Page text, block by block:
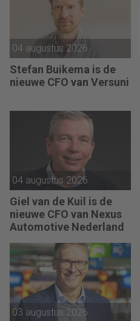
04 augustus 2026
Stefan Buikema is de
nieuwe CFO van Versuni
04 augustus 2026
Giel van de Kuil is de
nieuwe CFO van Nexus
Automotive Nederland
03 augustus 2026